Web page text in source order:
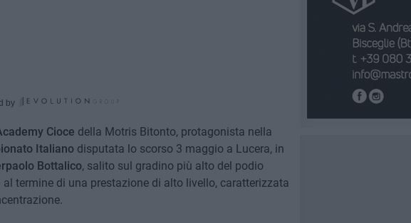
by
Cioce della Motris Bitonto, protagonista nella
Italiano disputata lo scorso 3 maggio a Lucera, in
Bottalico, salito sul gradino più alto del podio
al termine di una prestazione di alto livello, caratterizzata